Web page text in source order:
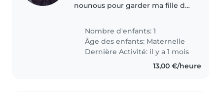
nounous pour garder ma fille de
juillet. Je recherche une nounou
qui peut s'en occuper chez nous
de 7h00 à 16h50.
Nombre d'enfants: 1
Âge des enfants: Maternelle
Dernière Activité: il y a 1 mois
13,00 €/heure